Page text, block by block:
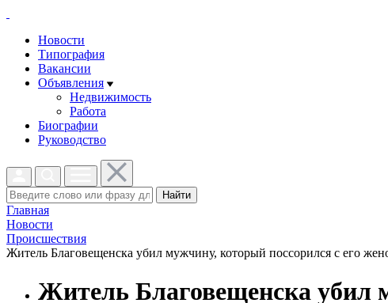
Новости
Типография
Вакансии
Объявления
Недвижимость
Работа
Биографии
Руководство
Найти
Главная
Новости
Проиcшествия
Житель Благовещенска убил мужчину, который поссорился с его
Житель Благовещенска убил